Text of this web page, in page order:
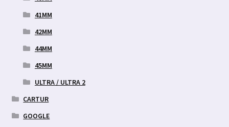
41MM
42MM
44MM
45MM
ULTRA / ULTRA 2
CARTUR
GOOGLE